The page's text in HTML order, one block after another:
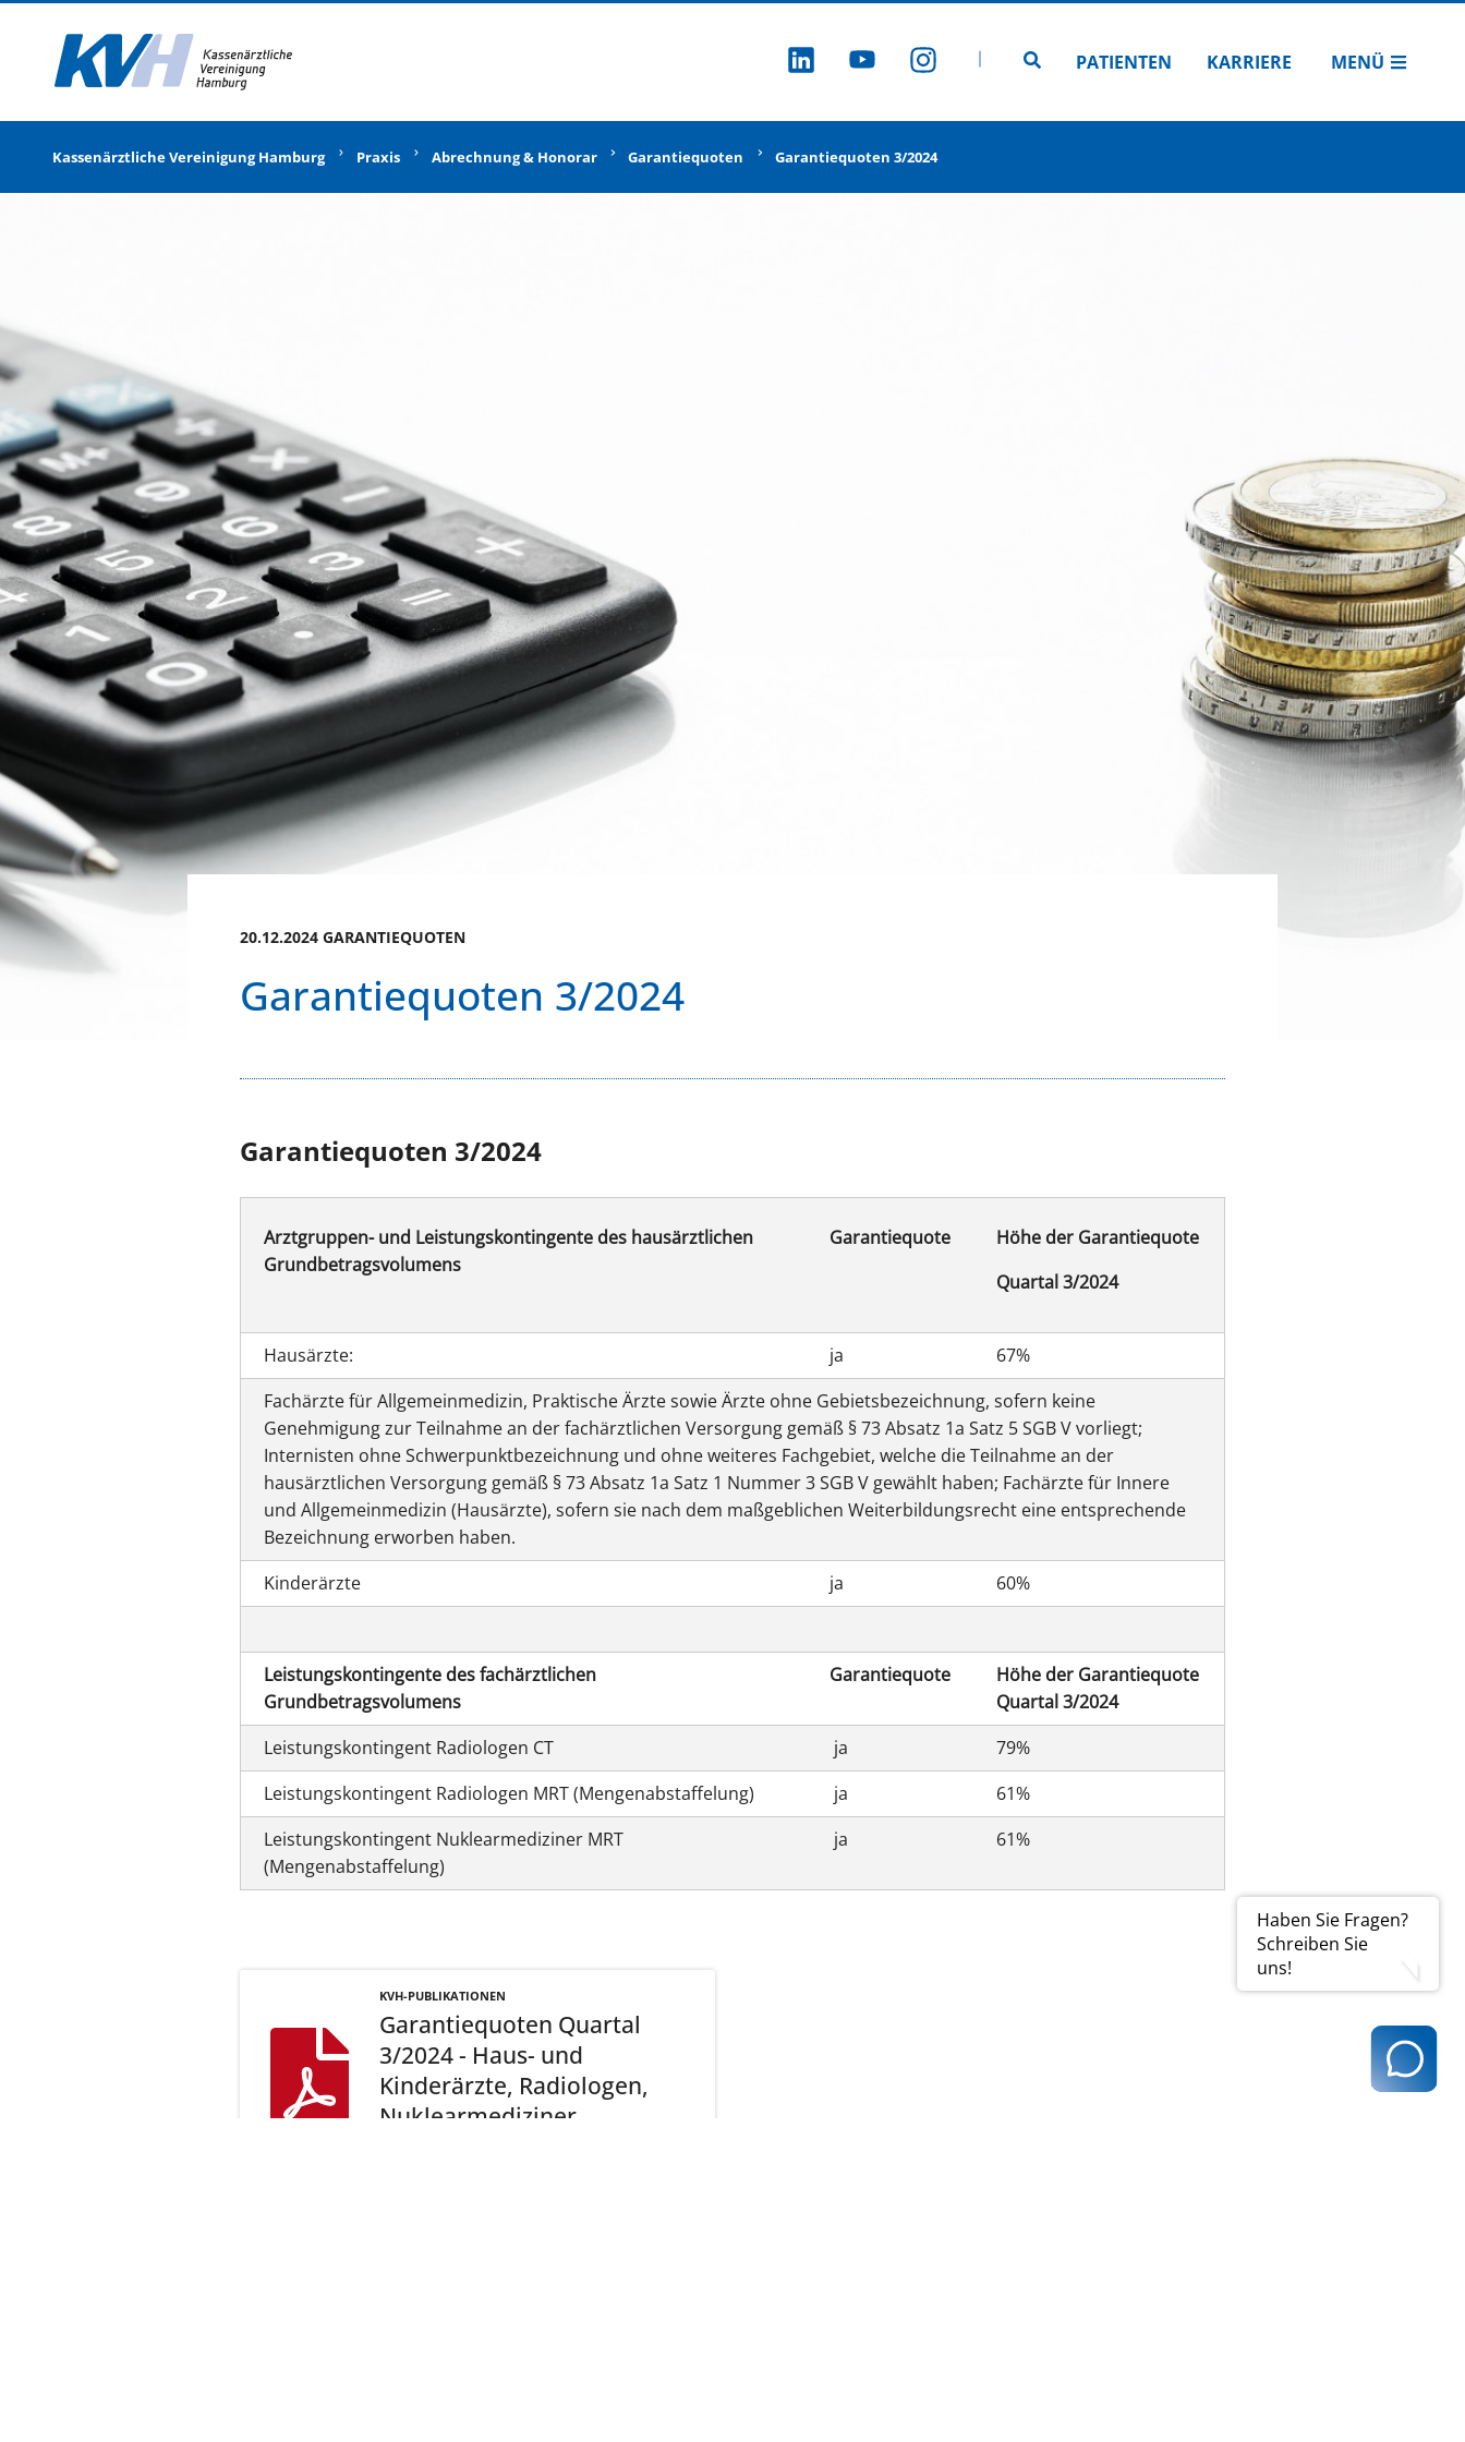
ZU LINKEDIN
ZU YOUTUBE
ZU INSTAGRAM
Zur Seitensuche
PATIENTEN KARRIERE MENÜ
Haben Sie Fragen?
Schreiben Sie
uns!
Kassenärztliche Vereinigung Hamburg Praxis Abrechnung & Honorar Garantiequoten Garantiequoten 3/2024
20.12.2024 GARANTIEQUOTEN
Garantiequoten 3/2024
Garantiequoten 3/2024
Arztgruppen- und Leistungskontingente des hausärztlichen
Grundbetragsvolumens
Garantiequote
Höhe der Garantiequote
Quartal 3/2024
Hausärzte: ja
67%
Fachärzte für Allgemeinmedizin, Praktische Ärzte sowie Ärzte ohne Gebietsbezeichnung, sofern keine
Genehmigung zur Teilnahme an der fachärztlichen Versorgung gemäß § 73 Absatz 1a Satz 5 SGB V vorliegt;
Internisten ohne Schwerpunktbezeichnung und ohne weiteres Fachgebiet, welche die Teilnahme an der
hausärztlichen Versorgung gemäß § 73 Absatz 1a Satz 1 Nummer 3 SGB V gewählt haben; Fachärzte für Innere
und Allgemeinmedizin (Hausärzte), sofern sie nach dem maßgeblichen Weiterbildungsrecht eine entsprechende
Bezeichnung erworben haben.
Kinderärzte
ja 60%
Leistungskontingente des fachärztlichen
Grundbetragsvolumens
Garantiequote
Höhe der Garantiequote
Quartal 3/2024
Leistungskontingent Radiologen CT
ja
79%
Leistungskontingent Radiologen MRT (Mengenabstaffelung)
ja
61%
Leistungskontingent Nuklearmediziner MRT
(Mengenabstaffelung)
ja 61%
KVH-PUBLIKATIONEN
Garantiequoten Quartal
3/2024 - Haus- und
Kinderärzte, Radiologen,
Nuklearmediziner